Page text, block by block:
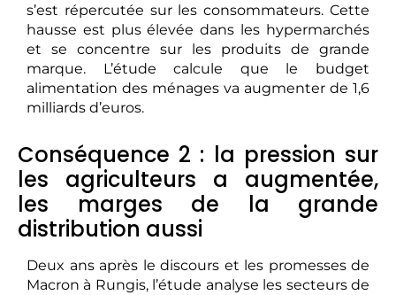
s’est répercutée sur les consommateurs. Cette
hausse est plus élevée dans les hypermarchés
et se concentre sur les produits de grande
marque. L’étude calcule que le budget
alimentation des ménages va augmenter de 1,6
milliards d’euros.
Conséquence 2 : la pression sur
les agriculteurs a augmentée,
les marges de la grande
distribution aussi
Deux ans après le discours et les promesses de
Macron à Rungis, l’étude analyse les secteurs de